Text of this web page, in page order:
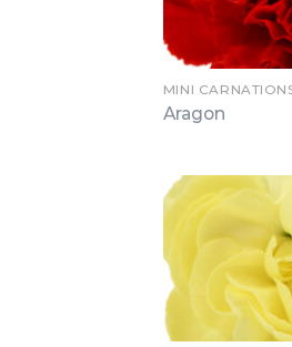
MINI
Aragon